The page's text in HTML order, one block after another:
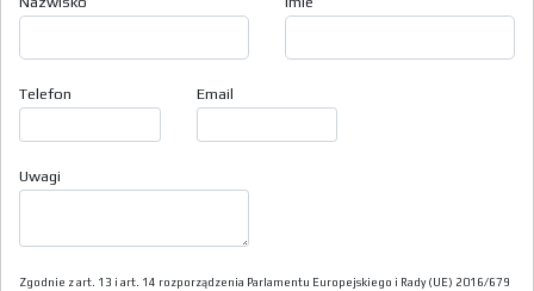
Telefon Email
Uwagi
Zgodnie z art. 13 i art. 14 rozporządzenia Parlamentu Europejskiego i Rady (UE) 2016/679